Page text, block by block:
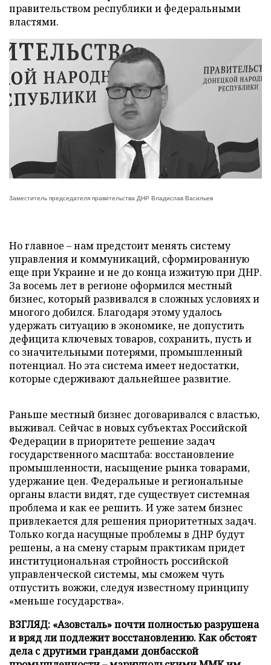
правительством республики и федеральными
властями.
Заместитель председателя правительства ДНР Владислав Васильев
Но главное – нам предстоит менять систему
управления и коммуникаций, сформированную
еще при Украине и не до конца изжитую при ДНР.
За восемь лет в регионе оформился местный
бизнес, который развивался в сложных условиях и
многого добился. Благодаря этому удалось
удержать ситуацию в экономике, не допустить
дефицита ключевых товаров, сохранить, пусть и
со значительными потерями, промышленный
потенциал. Но эта система имеет недостатки,
которые сдерживают дальнейшее развитие.
Раньше местный бизнес договаривался с властью,
выживал. Сейчас в новых субъектах Российской
Федерации в приоритете решение задач
государственного масштаба: восстановление
промышленности, насыщение рынка товарами,
удержание цен. Федеральные и региональные
органы власти видят, где существует системная
проблема и как ее решить. И уже затем бизнес
привлекается для решения приоритетных задач.
Только когда насущные проблемы в ДНР будут
решены, а на смену старым практикам придет
институциональная стройность российской
управленческой системы, мы сможем чуть
отпустить вожжи, следуя известному принципу
«меньше государства».
ВЗГЛЯД: «Азовсталь» почти полностью разрушена
и вряд ли подлежит восстановлению. Как обстоят
дела с другими грандами донбасской